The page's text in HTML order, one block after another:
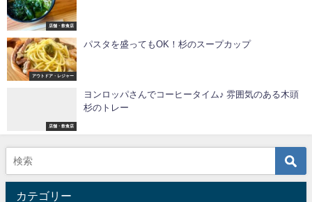
店舗・飲食店
アウトドア・レジャー
パスタを盛ってもOK！杉のスープカップ
店舗・飲食店
ヨンロッパさんでコーヒータイム♪ 雰囲気のある木頭
杉のトレー
カテゴリー